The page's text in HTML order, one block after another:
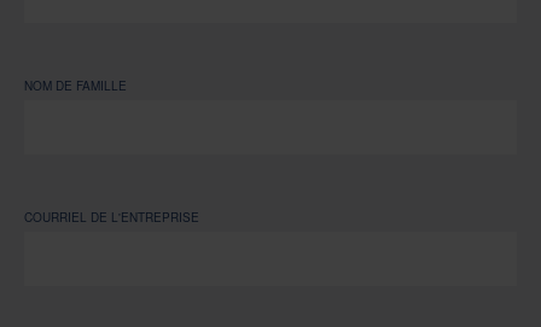
NOM DE FAMILLE
COURRIEL DE L'ENTREPRISE